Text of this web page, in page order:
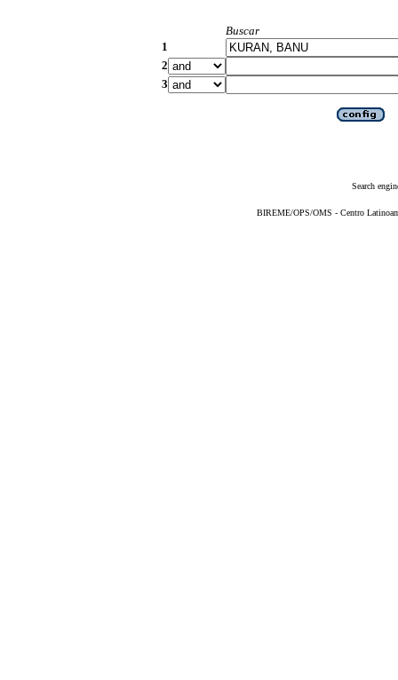
Buscar
1
2
3
Search
BIREME/OPS/OMS - Centro